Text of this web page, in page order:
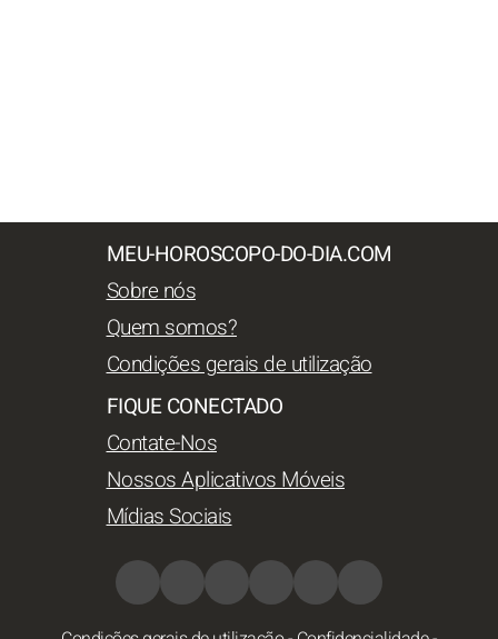
MEU-HOROSCOPO-DO-DIA.COM
Sobre nós
Quem somos?
Condições gerais de utilização
FIQUE CONECTADO
Contate-Nos
Nossos Aplicativos Móveis
Mídias Sociais